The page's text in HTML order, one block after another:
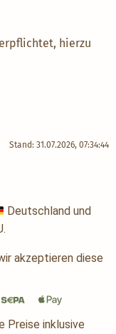
hierzu
Stand: 31.07.2026, 07:34:44
Deutschland und
akzeptieren diese
Preise inklusive